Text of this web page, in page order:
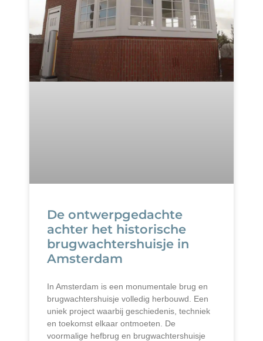
De ontwerpgedachte
achter het historische
brugwachtershuisje in
Amsterdam
In Amsterdam is een monumentale brug en
brugwachtershuisje volledig herbouwd. Een
uniek project waarbij geschiedenis, techniek
en toekomst elkaar ontmoeten. De
voormalige hefbrug en brugwachtershuisje